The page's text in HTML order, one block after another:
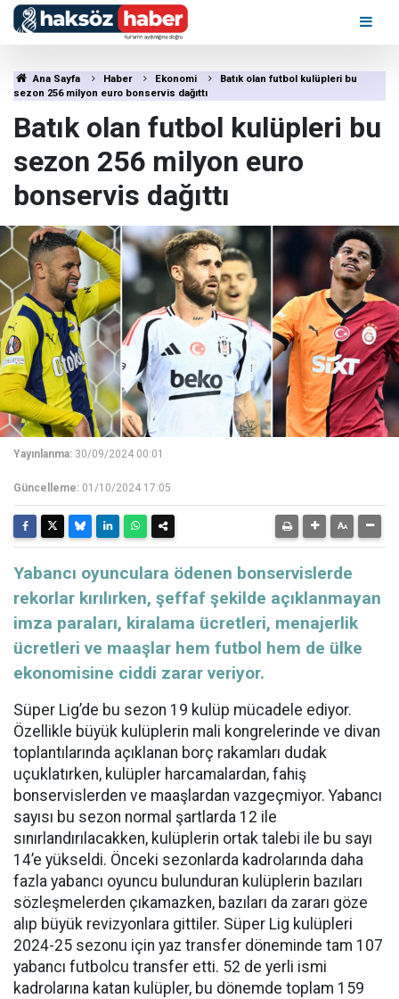
Ana Sayfa Haber Ekonomi
Batık olan futbol kulüpleri bu
sezon 256 milyon euro bonservis dağıttı
Batık olan futbol kulüpleri bu
sezon 256 milyon euro
bonservis dağıttı
Yayınlanma: 30/09/2024 00:01
Güncelleme: 01/10/2024 17:05
Yabancı oyunculara ödenen bonservislerde
rekorlar kırılırken, şeffaf şekilde açıklanmayan
imza paraları, kiralama ücretleri, menajerlik
ücretleri ve maaşlar hem futbol hem de ülke
ekonomisine ciddi zarar veriyor.
Süper Lig’de bu sezon 19 kulüp mücadele ediyor.
Özellikle büyük kulüplerin mali kongrelerinde ve divan
toplantılarında açıklanan borç rakamları dudak
uçuklatırken, kulüpler harcamalardan, fahiş
bonservislerden ve maaşlardan vazgeçmiyor. Yabancı
sayısı bu sezon normal şartlarda 12 ile
sınırlandırılacakken, kulüplerin ortak talebi ile bu sayı
14’e yükseldi. Önceki sezonlarda kadrolarında daha
fazla yabancı oyuncu bulunduran kulüplerin bazıları
sözleşmelerden çıkamazken, bazıları da zararı göze
alıp büyük revizyonlara gittiler. Süper Lig kulüpleri
2024-25 sezonu için yaz transfer döneminde tam 107
yabancı futbolcu transfer etti. 52 de yerli ismi
kadrolarına katan kulüpler, bu dönemde toplam 159